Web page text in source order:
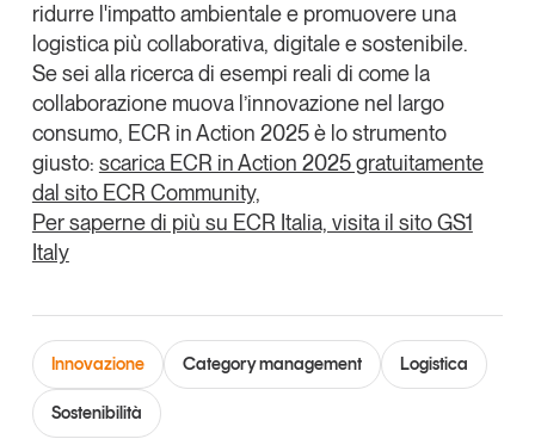
ridurre l'impatto ambientale e promuovere una
logistica più collaborativa, digitale e sostenibile.
Se sei alla ricerca di esempi reali di come la
collaborazione muova l’innovazione nel largo
consumo, ECR in Action 2025 è lo strumento
giusto: scarica ECR in Action 2025 gratuitamente
dal sito ECR Community,
Per saperne di più su ECR Italia, visita il sito GS1
Italy
Innovazione Category management Logistica
Sostenibilità